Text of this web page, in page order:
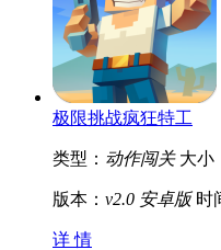
极限挑战疯狂特工
类型： 动作闯关 大小
版本： v2.0 安卓版 时
详 情